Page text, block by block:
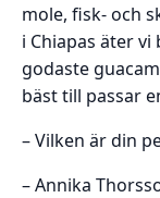
mole, fisk- och
i Chiapas äter
godaste
bäst till passar
– Vilken är din
– Annika